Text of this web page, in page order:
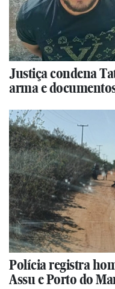
Justiça condena
arma e
Polícia registra
Assu e Porto do